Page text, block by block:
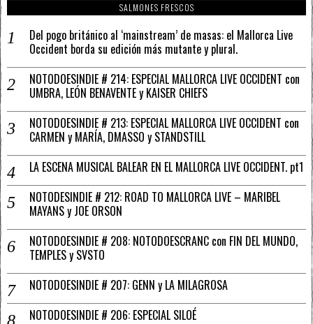
SALMONES FRESCOS
Del pogo británico al ‘mainstream’ de masas: el Mallorca Live
Occident borda su edición más mutante y plural.
NOTODOESINDIE # 214: ESPECIAL MALLORCA LIVE OCCIDENT con
UMBRA, LEÓN BENAVENTE y KAISER CHIEFS
NOTODOESINDIE # 213: ESPECIAL MALLORCA LIVE OCCIDENT con
CARMEN y MARÍA, DMASSO y STANDSTILL
LA ESCENA MUSICAL BALEAR EN EL MALLORCA LIVE OCCIDENT. pt1
NOTODESINDIE # 212: ROAD TO MALLORCA LIVE – MARIBEL
MAYANS y JOE ORSON
NOTODOESINDIE # 208: NOTODOESCRANC con FIN DEL MUNDO,
TEMPLES y SVSTO
NOTODOESINDIE # 207: GENN y LA MILAGROSA
NOTODOESINDIE # 206: ESPECIAL SILOÉ